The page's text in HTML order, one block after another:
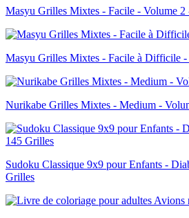
Masyu Grilles Mixtes - Facile - Volume 2
Masyu Grilles Mixtes - Facile à Difficile
Nurikabe Grilles Mixtes - Medium -
Sudoku Classique 9x9 pour Enfants -
Grilles